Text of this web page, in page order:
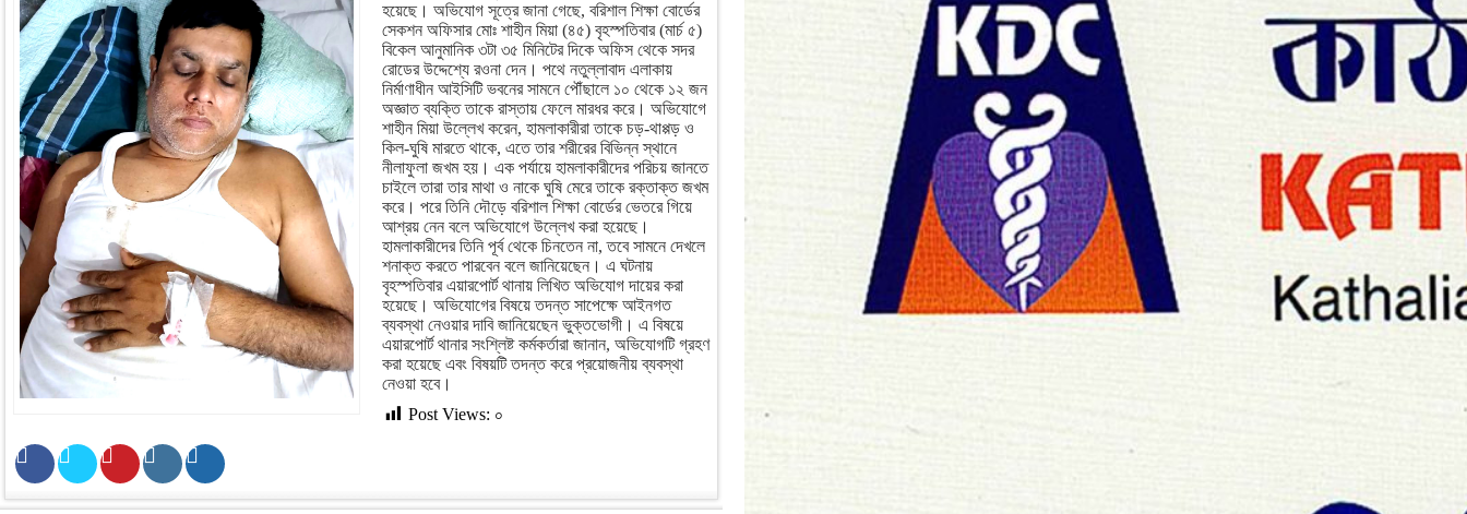
হয়েছে। অভিযোগ সূত্রে জানা গেছে, বরিশাল শিক্ষা বোর্ডের
সেকশন অফিসার মোঃ শাহীন মিয়া (৪৫) বৃহস্পতিবার (মার্চ ৫)
বিকেল আনুমানিক ৩টা ৩৫ মিনিটের দিকে অফিস থেকে সদর
রোডের উদ্দেশ্যে রওনা দেন। পথে নতুল্লাবাদ এলাকায়
নির্মাণাধীন আইসিটি ভবনের সামনে পৌঁছালে ১০ থেকে ১২ জন
অজ্ঞাত ব্যক্তি তাকে রাস্তায় ফেলে মারধর করে। অভিযোগে
শাহীন মিয়া উল্লেখ করেন, হামলাকারীরা তাকে চড়-থাপ্পড় ও
কিল-ঘুষি মারতে থাকে, এতে তার শরীরের বিভিন্ন স্থানে
নীলাফুলা জখম হয়। এক পর্যায়ে হামলাকারীদের পরিচয় জানতে
চাইলে তারা তার মাথা ও নাকে ঘুষি মেরে তাকে রক্তাক্ত জখম
করে। পরে তিনি দৌড়ে বরিশাল শিক্ষা বোর্ডের ভেতরে গিয়ে
আশ্রয় নেন বলে অভিযোগে উল্লেখ করা হয়েছে।
হামলাকারীদের তিনি পূর্ব থেকে চিনতেন না, তবে সামনে দেখলে
শনাক্ত করতে পারবেন বলে জানিয়েছেন। এ ঘটনায়
বৃহস্পতিবার এয়ারপোর্ট থানায় লিখিত অভিযোগ দায়ের করা
হয়েছে। অভিযোগের বিষয়ে তদন্ত সাপেক্ষে আইনগত
ব্যবস্থা নেওয়ার দাবি জানিয়েছেন ভুক্তভোগী। এ বিষয়ে
এয়ারপোর্ট থানার সংশ্লিষ্ট কর্মকর্তারা জানান, অভিযোগটি গ্রহণ
করা হয়েছে এবং বিষয়টি তদন্ত করে প্রয়োজনীয় ব্যবস্থা
নেওয়া হবে।
Post Views: ০